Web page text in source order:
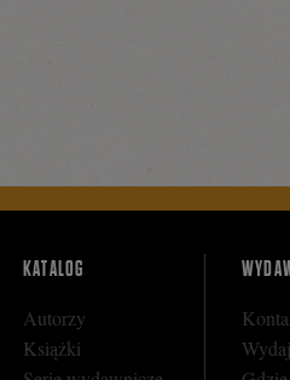
KATALOG
Autorzy
Książki